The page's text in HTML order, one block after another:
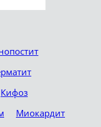
Кифоз
Миокардит